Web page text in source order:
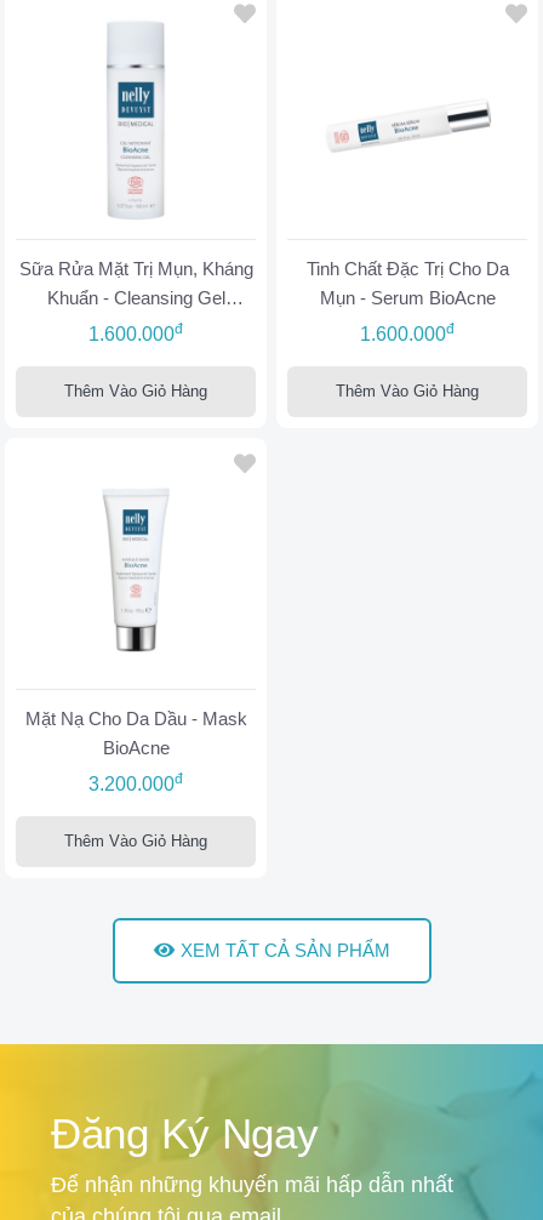
Sữa Rửa Mặt Trị Mụn, Kháng
Khuẩn - Cleansing Gel
BioAcne
1.600.000đ
Thêm Vào Giỏ Hàng
Tinh Chất Đặc Trị Cho Da
Mụn - Serum BioAcne
1.600.000đ
Thêm Vào Giỏ Hàng
Mặt Nạ Cho Da Dầu - Mask
BioAcne
3.200.000đ
Thêm Vào Giỏ Hàng
XEM TẤT CẢ SẢN PHẨM
Đăng Ký Ngay
Để nhận những khuyến mãi hấp dẫn nhất